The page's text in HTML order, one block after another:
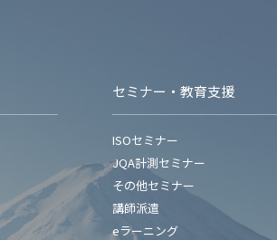
セミナー・教育支援
ISOセミナー
JQA計測セミナー
その他セミナー
講師派遣
eラーニング